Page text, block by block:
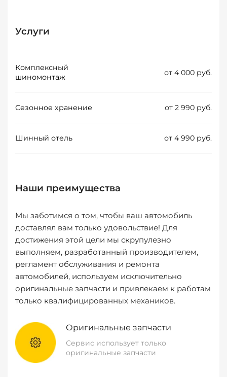
Услуги
Комплексный
шиномонтаж
от 4 000 руб.
Сезонное хранение от 2 990 руб.
Шинный отель от 4 990 руб.
Наши преимущества
Мы заботимся о том, чтобы ваш автомобиль
доставлял вам только удовольствие! Для
достижения этой цели мы скрупулезно
выполняем, разработанный производителем,
регламент обслуживания и ремонта
автомобилей, используем исключительно
оригинальные запчасти и привлекаем к работам
только квалифицированных механиков.
Оригинальные запчасти
Сервис использует только
оригинальные запчасти